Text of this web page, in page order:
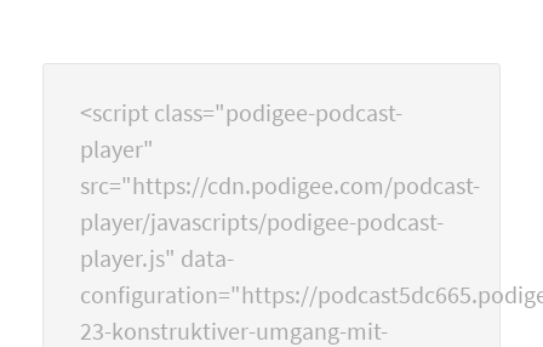
<script class="podigee-podcast-
player"
src="https://cdn.podigee.com/podcast-
player/javascripts/podigee-podcast-
player.js" data-
configuration="https://
23-konstruktiver-umgang-mit-